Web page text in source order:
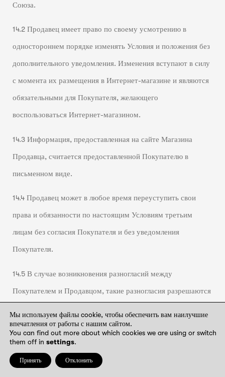
Союза.
14.2 Продавец имеет право по своему усмотрению в
одностороннем порядке изменять Условия и положения без
дополнительного уведомления. Изменения вступают в силу
с момента их размещения в Интернет-магазине и являются
обязательными для Покупателя, желающего
воспользоваться Интернет-магазином.
14.3 Информация, предоставленная на сайте Магазина
Продавца, считается предоставленной Покупателю в
письменном виде.
14.4 Продавец может в любое время переуступить свои
права и обязанности по настоящим Условиям третьим
лицам без согласия Покупателя и без уведомления
Покупателя.
14.5 В случае возникновения разногласий между
Покупателем и Продавцом, такие разногласия разрешаются
соглашению, споры окончательно разрешаются в порядке,
установленном законодательством Литовской Республики.
14.6.Покупатель-потребитель может подать заявление и/или
Мы используем файлы cookie, чтобы обеспечить вам наилучшие
впечатления от работы с нашим сайтом.
You can find out more about which cookies we are using or switch
them off in settings.
Принять Отклонить